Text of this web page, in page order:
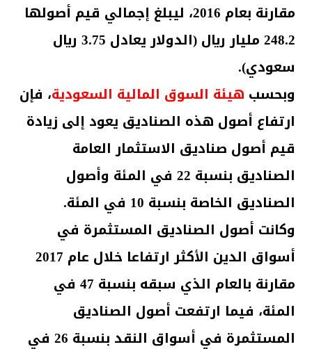
مقارنة بعام 2016، ليبلغ إجمالي قيم أصولها
248.2 مليار ريال (الدولار يعادل 3.75 ريال
سعودي).
وبحسب هيئة السوق المالية السعودية، فإن
ارتفاع أصول هذه الصناديق يعود إلى زيادة
قيم أصول صناديق الاستثمار العامة
الصناديق بنسبة 22 في المئة وأصول
الصناديق الخاصة بنسبة 10 في المئة.
وكانت أصول الصناديق المستثمرة في
أسواق الدين الأكثر ارتفاعا خلال عام 2017
مقارنة بالعام الذي سبقه بنسبة 47 في
المئة، فيما ارتفعت أصول الصناديق
المستثمرة في أسواق النقد بنسبة 26 في